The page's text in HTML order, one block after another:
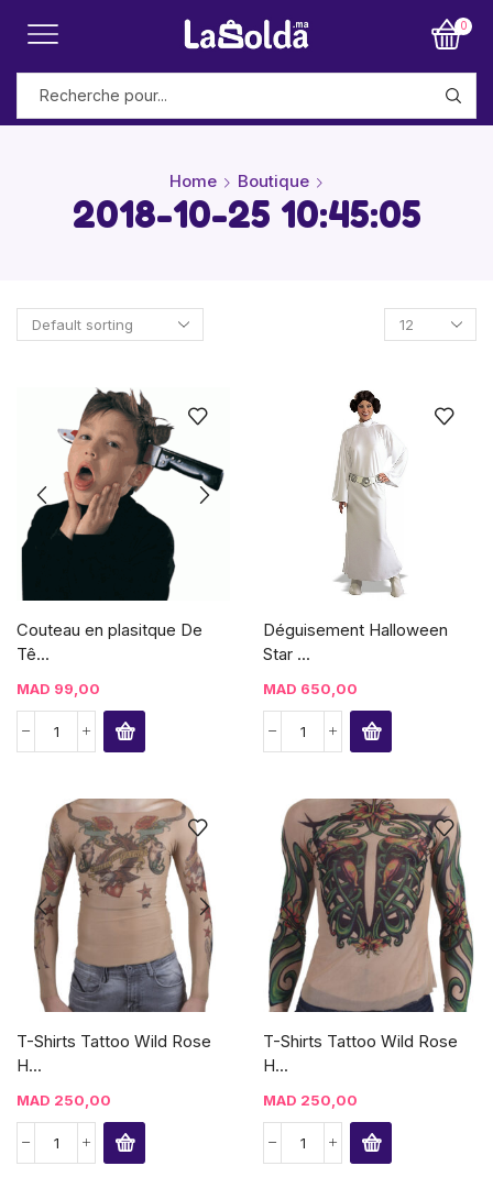
0
Home Boutique
2018-10-25 10:45:05
Couteau en plasitque De
Tê...
MAD 99,00
Déguisement Halloween
Star ...
MAD 650,00
T-Shirts Tattoo Wild Rose
H...
MAD 250,00
T-Shirts Tattoo Wild Rose
H...
MAD 250,00